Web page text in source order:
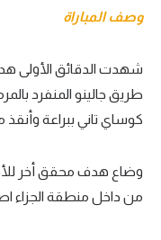
وصف المباراة
شهدت الدقائق الأولى
طريق جالينو المنفرد
كوساي تاني ببراعة وأنقذ
وضاع هدف محقق أخر
من داخل منطقة الجزاء